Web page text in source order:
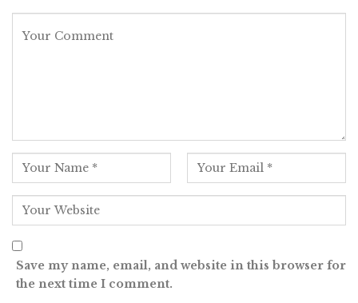
Save my name, email, and website in this browser for
the next time I comment.